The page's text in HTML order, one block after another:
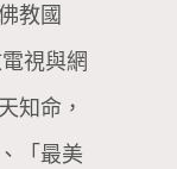
教國
視與網
知命，
「最美